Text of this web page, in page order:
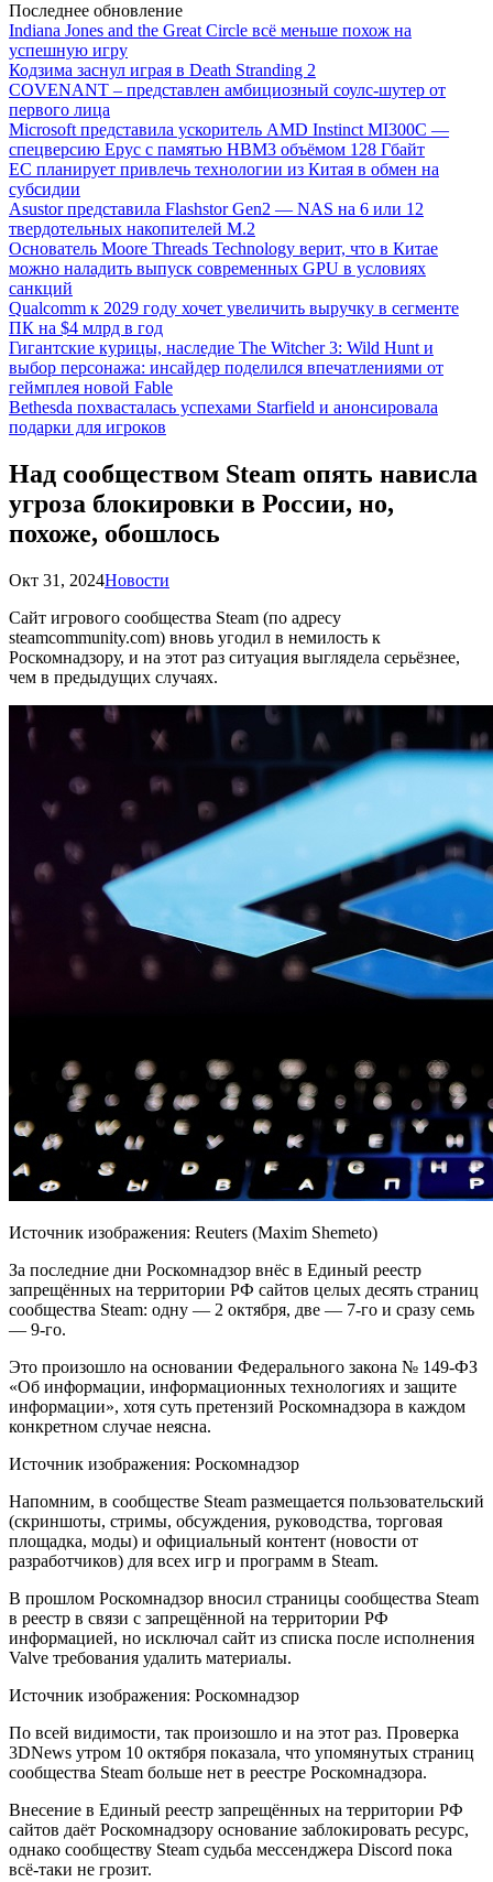
Последнее обновление
Indiana Jones and the Great Circle всё меньше похож на
успешную игру
Кодзима заснул играя в Death Stranding 2
COVENANT – представлен амбициозный соулс-шутер от
первого лица
Microsoft представила ускоритель AMD Instinct MI300C —
спецверсию Epyc с памятью HBM3 объёмом 128 Гбайт
ЕС планирует привлечь технологии из Китая в обмен на
субсидии
Asustor представила Flashstor Gen2 — NAS на 6 или 12
твердотельных накопителей M.2
Основатель Moore Threads Technology верит, что в Китае
можно наладить выпуск современных GPU в условиях
санкций
Qualcomm к 2029 году хочет увеличить выручку в сегменте
ПК на $4 млрд в год
Гигантские курицы, наследие The Witcher 3: Wild Hunt и
выбор персонажа: инсайдер поделился впечатлениями от
геймплея новой Fable
Bethesda похвасталась успехами Starfield и анонсировала
подарки для игроков
Над сообществом Steam опять нависла
угроза блокировки в России, но,
похоже, обошлось
Окт 31, 2024Новости
Сайт игрового сообщества Steam (по адресу
steamcommunity.com) вновь угодил в немилость к
Роскомнадзору, и на этот раз ситуация выглядела серьёзнее,
чем в предыдущих случаях.
Источник изображения: Reuters (Maxim Shemeto)
За последние дни Роскомнадзор внёс в Единый реестр
запрещённых на территории РФ сайтов целых десять страниц
сообщества Steam: одну — 2 октября, две — 7-го и сразу семь
— 9-го.
Это произошло на основании Федерального закона № 149-ФЗ
«Об информации, информационных технологиях и защите
информации», хотя суть претензий Роскомнадзора в каждом
конкретном случае неясна.
Источник изображения: Роскомнадзор
Напомним, в сообществе Steam размещается пользовательский
(скриншоты, стримы, обсуждения, руководства, торговая
площадка, моды) и официальный контент (новости от
разработчиков) для всех игр и программ в Steam.
В прошлом Роскомнадзор вносил страницы сообщества Steam
в реестр в связи с запрещённой на территории РФ
информацией, но исключал сайт из списка после исполнения
Valve требования удалить материалы.
Источник изображения: Роскомнадзор
По всей видимости, так произошло и на этот раз. Проверка
3DNews утром 10 октября показала, что упомянутых страниц
сообщества Steam больше нет в реестре Роскомнадзора.
Внесение в Единый реестр запрещённых на территории РФ
сайтов даёт Роскомнадзору основание заблокировать ресурс,
однако сообществу Steam судьба мессенджера Discord пока
всё-таки не грозит.